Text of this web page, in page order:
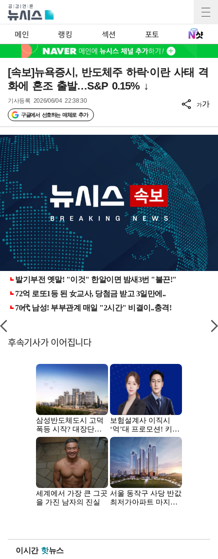
메인 랭킹 섹션 포토
[속보]뉴욕증시, 반도체주 하락·이란 사태 격
화에 혼조 출발…S&P 0.15% ↓
기사등록 2026/06/04 22:38:30
구글에서 선호하는 매체로 추가
가가
후속기사가 이어집니다
이시간 핫뉴스